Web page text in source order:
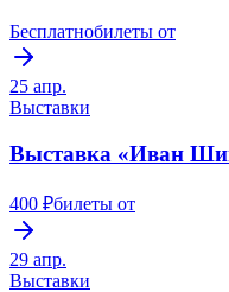
Бесплатнобилеты от
25 апр.
Выставки
Выставка «Иван
400 ₽билеты от
29 апр.
Выставки